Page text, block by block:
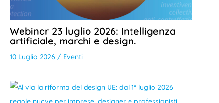
Webinar 23 luglio 2026: Intelligenza
artificiale, marchi e design.
10 Luglio 2026 / Eventi